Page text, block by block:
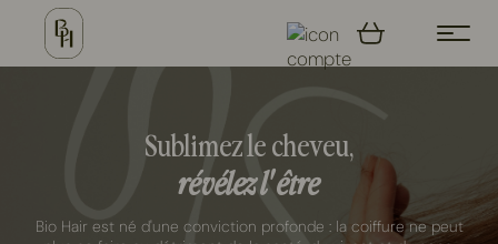
Sublimez le cheveu,
révélez l'être
Bio Hair est né d'une conviction profonde : la coiffure ne peut